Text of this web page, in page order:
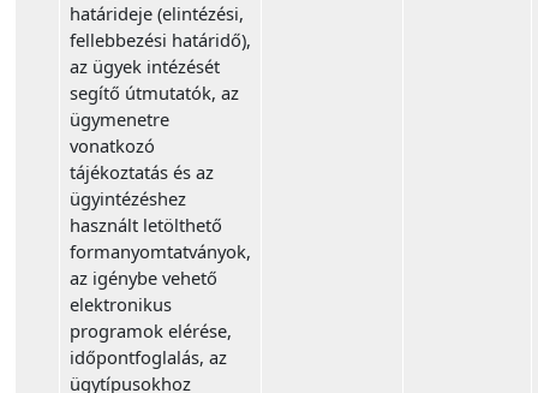
határideje (elintézési,
fellebbezési határidő),
az ügyek intézését
segítő útmutatók, az
ügymenetre
vonatkozó
tájékoztatás és az
ügyintézéshez
használt letölthető
formanyomtatványok,
az igénybe vehető
elektronikus
programok elérése,
időpontfoglalás, az
ügytípusokhoz